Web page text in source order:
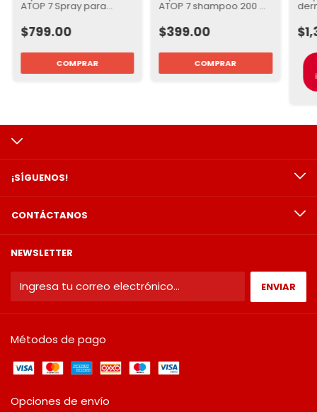
ATOP 7 Spray para
Perros y Gatos Cuidado
de la Piel
$799.00
ATOP 7 shampoo 200 ml
para Perros y Gatos
Cuidado de la Piel
$399.00
¡SÍGUENOS!
CONTÁCTANOS
NEWSLETTER
Métodos de pago
Opciones de envío